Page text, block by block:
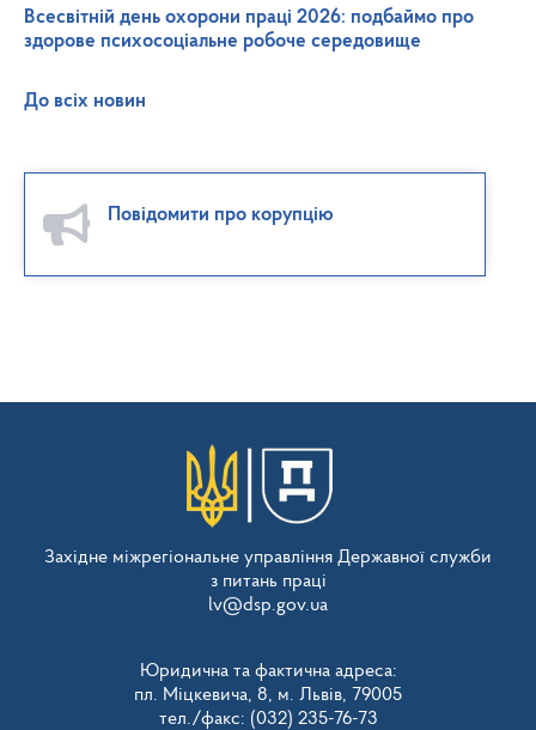
Всесвітній день охорони праці 2026: подбаймо про
здорове психосоціальне робоче середовище
До всіх новин
Повідомити про корупцію
Західне міжрегіональне управління Державної служби
з питань праці
lv@dsp.gov.ua
Юридична та фактична адреса:
пл. Міцкевича, 8, м. Львів, 79005
тел./факс: (032) 235-76-73